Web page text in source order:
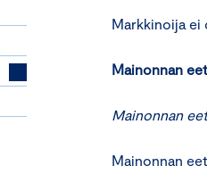
Markkinoija ei
Mainonnan
Mainonnan
Mainonnan